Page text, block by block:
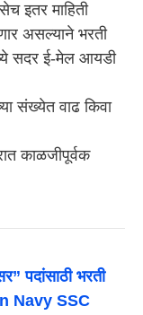
इतर माहिती
असल्याने भरती
सदर ई-मेल आयडी
संख्येत वाढ किवा
काळजीपूर्वक
पदांसाठी भरती
Navy SSC